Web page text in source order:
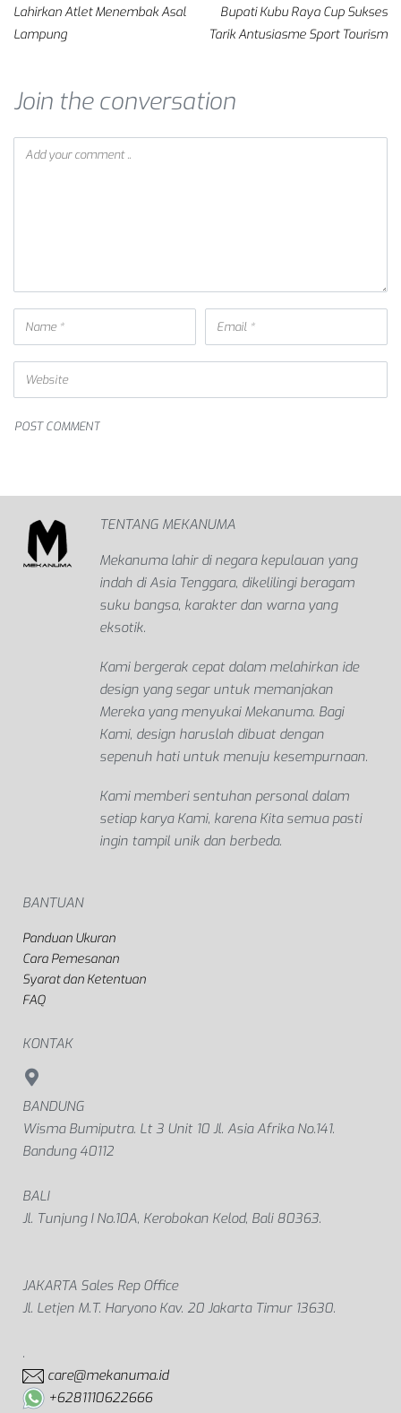
Lahirkan Atlet Menembak Asal
Lampung
Bupati Kubu Raya Cup Sukses
Tarik Antusiasme Sport Tourism
Join the conversation
TENTANG MEKANUMA
Mekanuma lahir di negara kepulauan yang
indah di Asia Tenggara, dikelilingi beragam
suku bangsa, karakter dan warna yang
eksotik.
Kami bergerak cepat dalam melahirkan ide
design yang segar untuk memanjakan
Mereka yang menyukai Mekanuma. Bagi
Kami, design haruslah dibuat dengan
sepenuh hati untuk menuju kesempurnaan.
Kami memberi sentuhan personal dalam
setiap karya Kami, karena Kita semua pasti
ingin tampil unik dan berbeda.
BANTUAN
Panduan Ukuran
Cara Pemesanan
Syarat dan Ketentuan
FAQ
KONTAK
BANDUNG
Wisma Bumiputra. Lt 3 Unit 10 Jl. Asia Afrika No.141.
Bandung 40112
BALI
Jl. Tunjung I No.10A, Kerobokan Kelod, Bali 80363.
JAKARTA Sales Rep Office
Jl. Letjen M.T. Haryono Kav. 20 Jakarta Timur 13630.
.
care@mekanuma.id
+6281110622666